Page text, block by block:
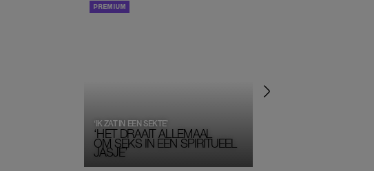
‘HET DRAAIT ALLEMAAL
OM SEKS IN EEN SPIRITUEEL
JASJE’
‘IK ZAT IN EEN SEKTE’